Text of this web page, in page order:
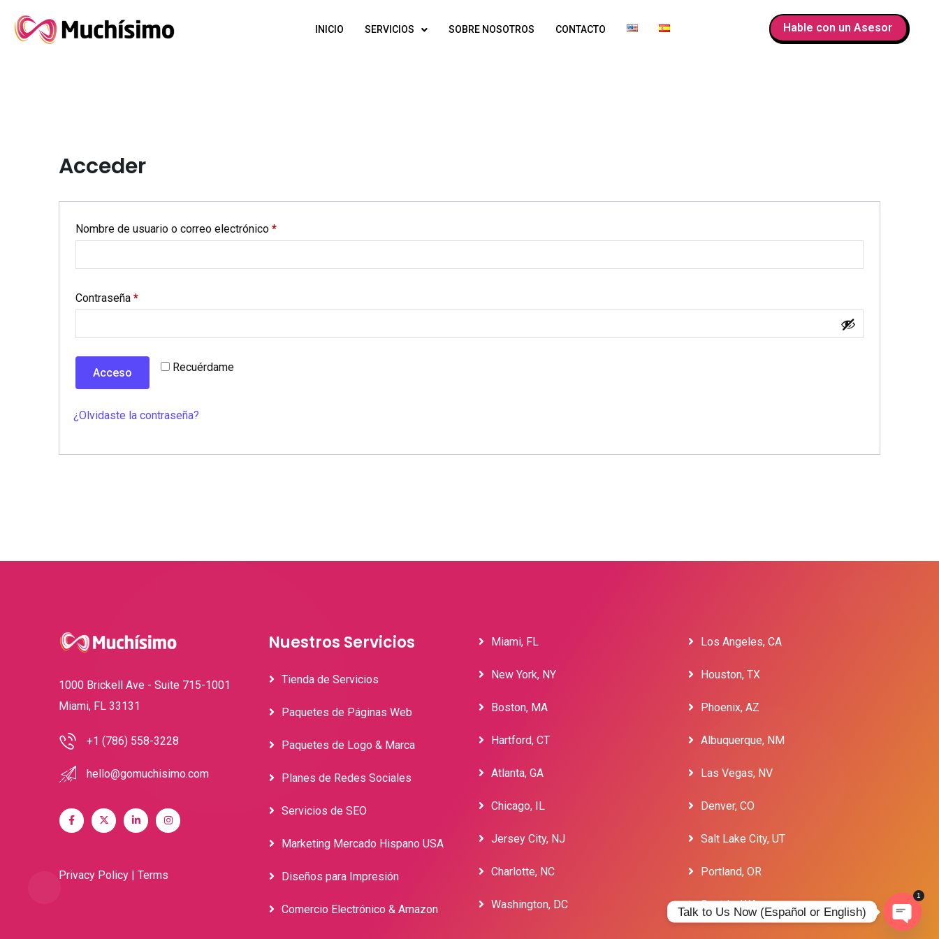
INICIO SERVICIOS SOBRE NOSOTROS CONTACTO Hable con un Asesor
Acceder
Nombre de usuario o correo electrónico *
Contraseña *
Recuérdame
Acceso
¿Olvidaste la contraseña?
1000 Brickell Ave - Suite 715-1001
Miami, FL 33131
+1 (786) 558-3228
hello@gomuchisimo.com
Privacy Policy | Terms
Nuestros Servicios
Tienda de Servicios
Paquetes de Páginas Web
Paquetes de Logo & Marca
Planes de Redes Sociales
Servicios de SEO
Marketing Mercado Hispano USA
Diseños para Impresión
Comercio Electrónico & Amazon
Miami, FL
New York, NY
Boston, MA
Hartford, CT
Atlanta, GA
Chicago, IL
Jersey City, NJ
Charlotte, NC
Washington, DC
Los Angeles, CA
Houston, TX
Phoenix, AZ
Albuquerque, NM
Las Vegas, NV
Denver, CO
Salt Lake City, UT
Portland, OR
Seattle, WA
Talk to Us Now (Español or English)
1